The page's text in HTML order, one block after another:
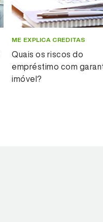
ME EXPLICA CREDITAS
Quais os riscos do
empréstimo com
imóvel?